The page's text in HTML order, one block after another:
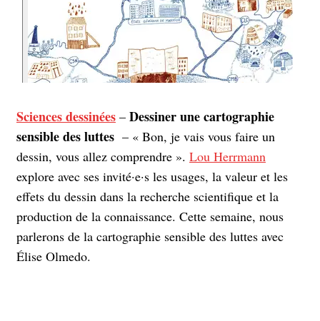
Sciences dessinées – Dessiner une cartographie
sensible des luttes – « Bon, je vais vous faire un
dessin, vous allez comprendre ». Lou Herrmann
explore avec ses invité·e·s les usages, la valeur et les
effets du dessin dans la recherche scientifique et la
production de la connaissance. Cette semaine, nous
parlerons de la cartographie sensible des luttes avec
Élise Olmedo.